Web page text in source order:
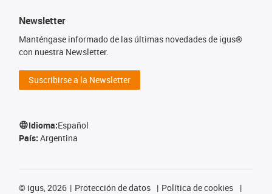
Newsletter
Manténgase informado de las últimas novedades de igus®
con nuestra Newsletter.
Suscribirse a la Newsletter
Idioma:Español
País: Argentina
© igus, 2026 Protección de datos
Política de cookies